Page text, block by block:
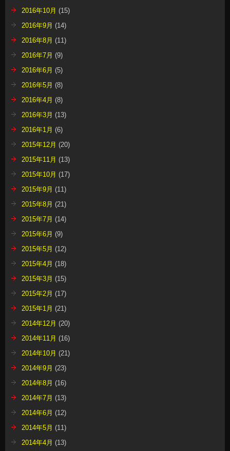
2016年10月 (15)
2016年9月 (14)
2016年8月 (11)
2016年7月 (9)
2016年6月 (5)
2016年5月 (8)
2016年4月 (8)
2016年3月 (13)
2016年1月 (6)
2015年12月 (20)
2015年11月 (13)
2015年10月 (17)
2015年9月 (11)
2015年8月 (21)
2015年7月 (14)
2015年6月 (9)
2015年5月 (12)
2015年4月 (18)
2015年3月 (15)
2015年2月 (17)
2015年1月 (21)
2014年12月 (20)
2014年11月 (16)
2014年10月 (21)
2014年9月 (23)
2014年8月 (16)
2014年7月 (13)
2014年6月 (12)
2014年5月 (11)
2014年4月 (13)